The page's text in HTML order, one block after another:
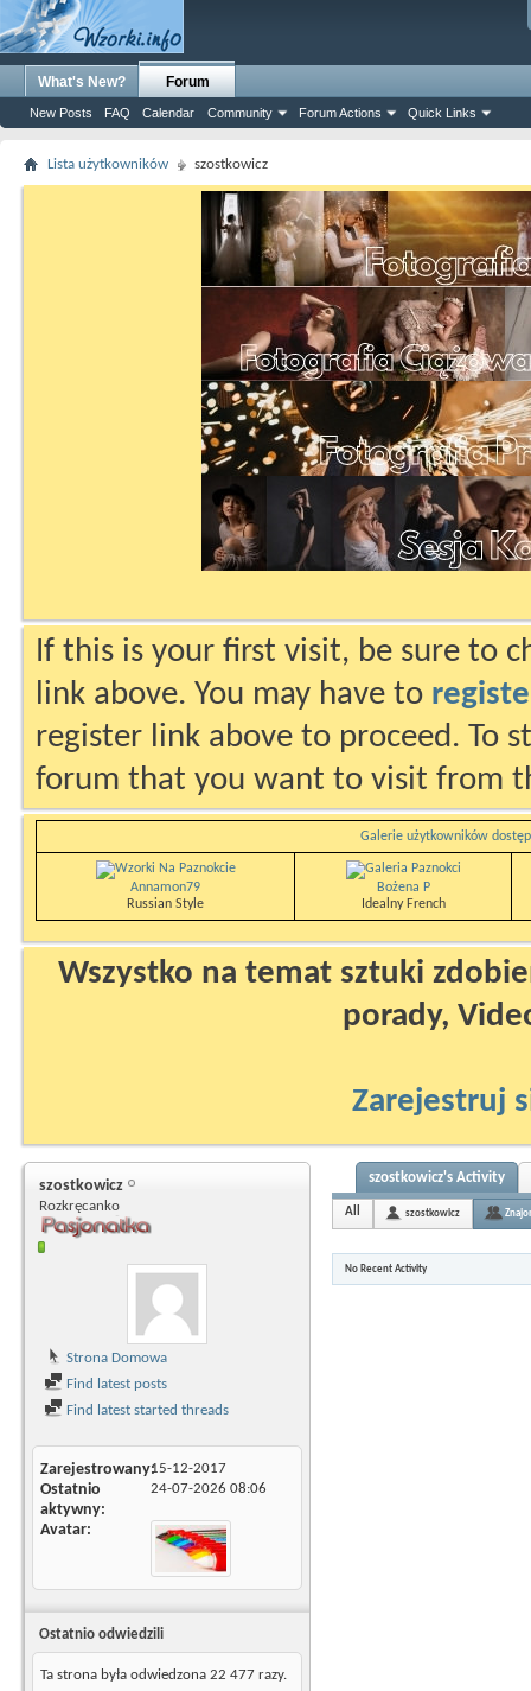
What's New? Forum
New Posts FAQ Calendar Community Forum Actions Quick Links
Lista użytkowników szostkowicz
If this is your first visit, be sure to
link above. You may have to
register link above to proceed. To
forum that you want to visit from
Galerie użytkowników
Annamon79
Russian Style
Bożena P
Idealny French
Wszystko na temat sztuki
porady,
Zarejestruj
szostkowicz
Rozkręcanko
Strona Domowa
Find latest posts
Find latest started threads
Zarejestrowany15-12-2017
Ostatnio
aktywny
24-07-2026 08:06
Avatar
Ostatnio odwiedzili
Ta strona była odwiedzona 22 477 razy.
szostkowicz's Activity
All szostkowicz
No Recent Activity